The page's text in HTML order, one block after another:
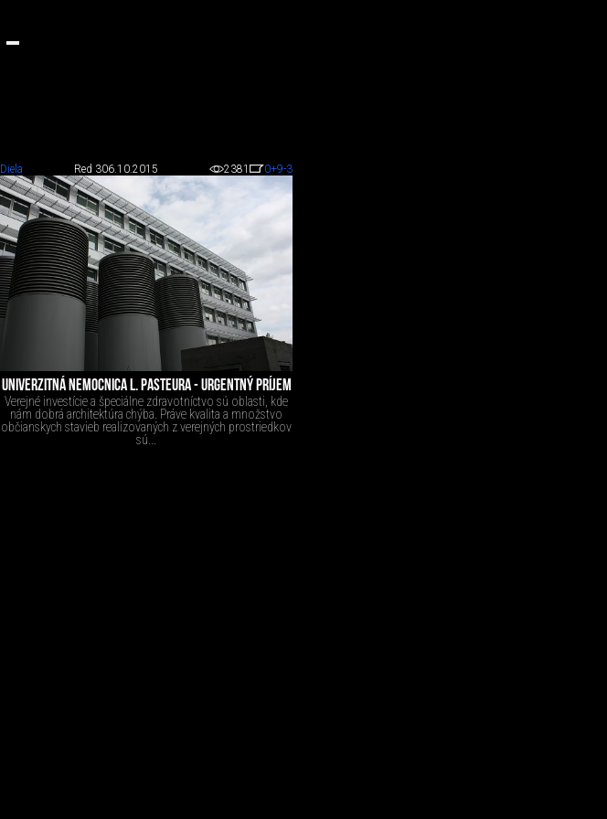
Diela Red 306.10.2015 2381 0+9-3
UNIVERZITNÁ NEMOCNICA L. PASTEURA - URGENTNÝ PRÍJEM
Verejné investície a špeciálne zdravotníctvo sú oblasti, kde
nám dobrá architektúra chýba. Práve kvalita a množstvo
občianskych stavieb realizovaných z verejných prostriedkov
sú...